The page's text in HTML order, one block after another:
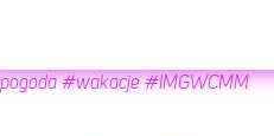
#wakacje #IMGWCMM